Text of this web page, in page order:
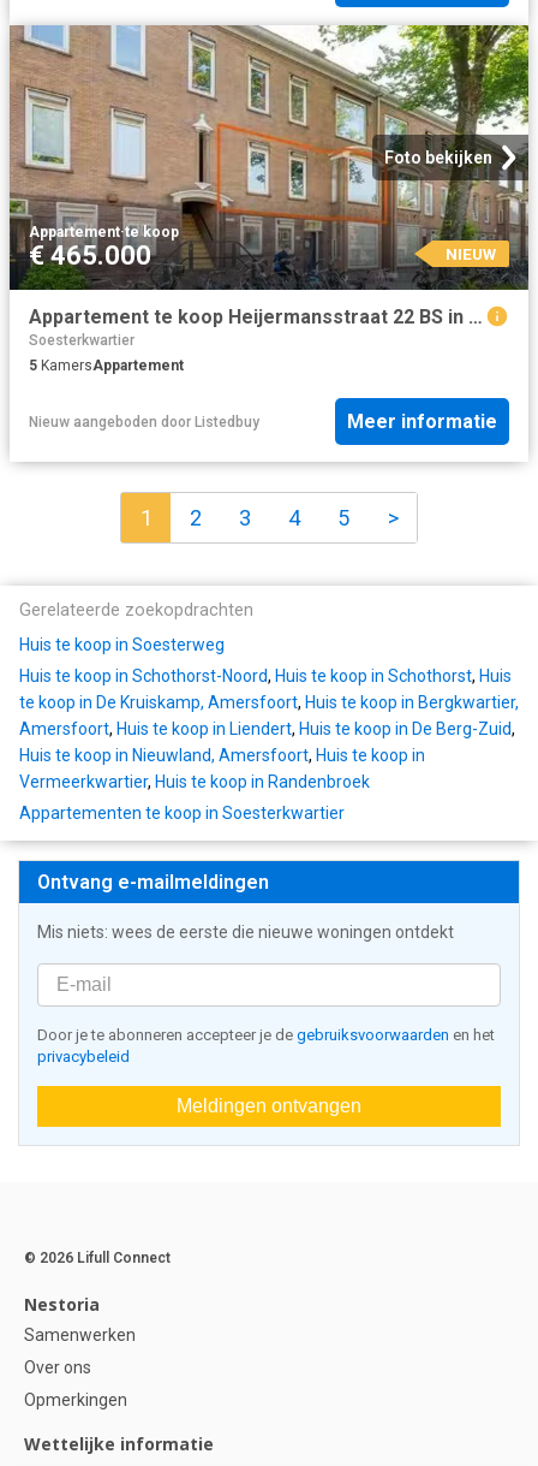
Foto bekijken
Appartement·te koop
€ 465.000 NIEUW
Appartement te koop Heijermansstraat 22 BS in Utrecht voor € 4.
Soesterkwartier
5 KamersAppartement
Nieuw aangeboden door Listedbuy Meer informatie
1 2 3 4 5 >
Gerelateerde zoekopdrachten
Huis te koop in Soesterweg
Huis te koop in Schothorst-Noord, Huis te koop in Schothorst, Huis
te koop in De Kruiskamp, Amersfoort, Huis te koop in Bergkwartier,
Amersfoort, Huis te koop in Liendert, Huis te koop in De Berg-Zuid,
Huis te koop in Nieuwland, Amersfoort, Huis te koop in
Vermeerkwartier, Huis te koop in Randenbroek
Appartementen te koop in Soesterkwartier
Ontvang e-mailmeldingen
Mis niets: wees de eerste die nieuwe woningen ontdekt
Door je te abonneren accepteer je de gebruiksvoorwaarden en het
privacybeleid
Meldingen ontvangen
© 2026 Lifull Connect
Nestoria
Samenwerken
Over ons
Opmerkingen
Wettelijke informatie